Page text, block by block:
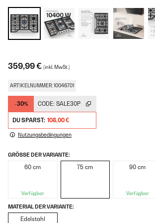
359,99 € (inkl. MwSt.)
ARTIKELNUMMER: 10046701
-30% CODE: SALE30P
DU SPARST: 108,00 €
Nutzungsbedingungen
GRÖSSE DER VARIANTE:
60 cm
Verfügbar
75 cm 90 cm
Verfügbar
MATERIAL DER VARIANTE:
Edelstahl